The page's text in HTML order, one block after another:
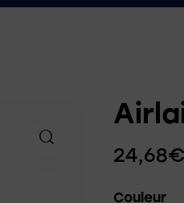
24,68€
Couleur